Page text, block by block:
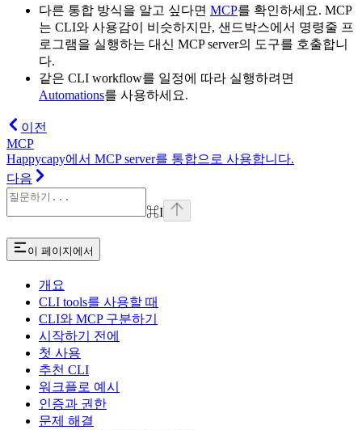
다른 통합 방식을 알고 싶다면 MCP를 확인하세요. MCP
는 CLI와 사용감이 비슷하지만, 샌드박스에서 명령줄 프
로그램을 실행하는 대신 MCP server의 도구를 호출합니
다.
같은 CLI workflow를 일정에 따라 실행하려면
Automations를 사용하세요.
이전
MCP
Happycapy에서 MCP server를 통합으로 사용합니다.
다음
⌘I
이 페이지에서
개요
CLI tools를 사용할 때
CLI와 MCP 구분하기
시작하기 전에
첫 사용
추천 CLI
워크플로 예시
인증과 권한
문제 해결